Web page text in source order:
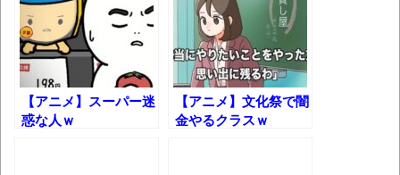
映画ちいかわ観に行ったので感想を書きま
す(若干ネタバレあり) 26/07/25
マケイン9巻＆アニメ公式ガイド感想
独学で挑んだ2026年二級建築士学科試験結
果速報（仮）
【アニメ】スーパー迷
惑な人ｗ
【アニメ】文化祭で闇
金やるクラスｗ